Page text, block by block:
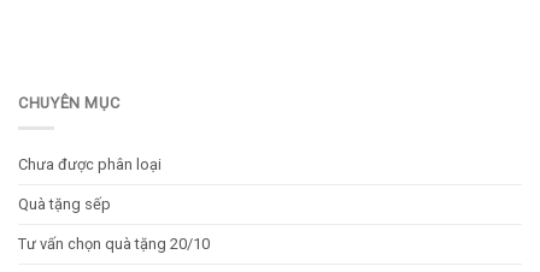
CHUYÊN MỤC
Chưa được phân loại
Quà tặng sếp
Tư vấn chọn quà tặng 20/10